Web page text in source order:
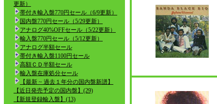
更新）
帯付き輸入盤770円セール（6/9更新）
国内盤770円セール（5/29更新）
アナログ40%OFFセール（5/22更新）
輸入盤770円セール（5/12更新）
アナログ半額セール
帯付き輸入盤1100円セール
高額ＣＤ半額セール
輸入盤在庫処分セール
【最新 ~ 過去１年分の国内盤新譜】
【近日発売予定の国内盤】(29)
【新規登録輸入盤】(13)